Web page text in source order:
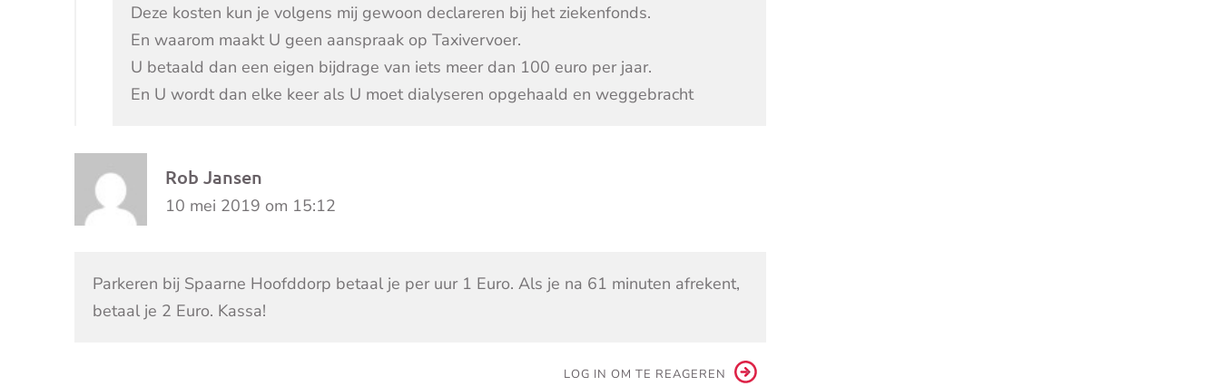
Deze kosten kun je volgens mij gewoon declareren bij het ziekenfonds.
En waarom maakt U geen aanspraak op Taxivervoer.
U betaald dan een eigen bijdrage van iets meer dan 100 euro per jaar.
En U wordt dan elke keer als U moet dialyseren opgehaald en weggebracht
Rob Jansen
10 mei 2019 om 15:12
Parkeren bij Spaarne Hoofddorp betaal je per uur 1 Euro. Als je na 61 minuten afrekent,
betaal je 2 Euro. Kassa!
LOG IN OM TE REAGEREN